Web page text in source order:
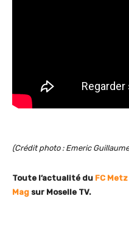
(Crédit photo : Emeric
Toute l’actualité du FC Metz
Mag sur Moselle TV.